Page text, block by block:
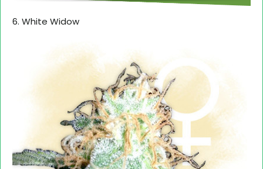
6. White Widow